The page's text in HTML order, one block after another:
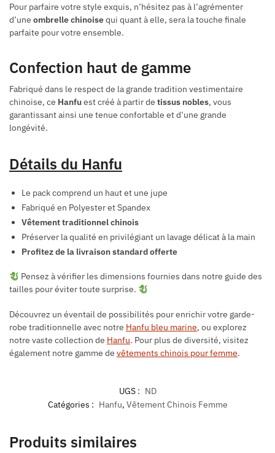
Pour parfaire votre style exquis, n’hésitez pas à l’agrémenter
d’une ombrelle chinoisequi quant à elle, sera la touche finale
parfaite pour votre ensemble.
Confection haut de gamme
Fabriqué dans le respect de la grande tradition vestimentaire
chinoise, ce Hanfuest créé à partir de tissus nobles, vous
garantissant ainsi une tenue confortable et d’une grande
longévité.
Détails du Hanfu
Le pack comprend un haut et une jupe
Fabriqué en Polyester et Spandex
Vêtement traditionnel chinois
Préserver la qualité en privilégiant un lavage délicat à la main
Profitez de la livraison standard offerte
Pensez à vérifier les dimensions fournies dans notre guide des
tailles pour éviter toute surprise.
Découvrez un éventail de possibilités pour enrichir votre garde-
robe traditionnelle avec notre Hanfu bleu marine, ou explorez
notre vaste collection de Hanfu. Pour plus de diversité, visitez
également notre gamme de vêtements chinois pour femme.
UGS : ND
Catégories : Hanfu, Vêtement Chinois Femme
Produits similaires